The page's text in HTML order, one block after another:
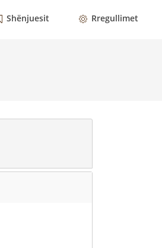
Shënjuesit Rregullimet